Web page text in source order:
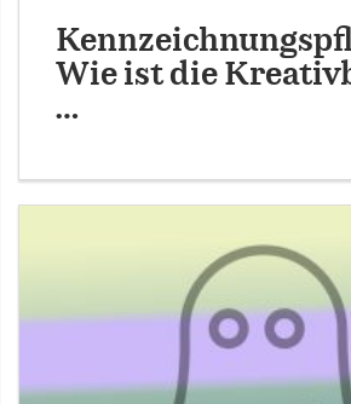
Wie ist die
…